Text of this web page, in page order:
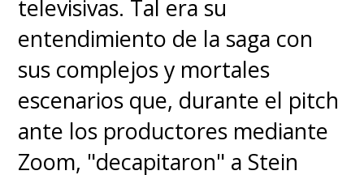
televisivas. Tal era su
entendimiento de la saga con
sus complejos y mortales
escenarios que, durante el pitch
ante los productores mediante
Zoom, "decapitaron" a Stein